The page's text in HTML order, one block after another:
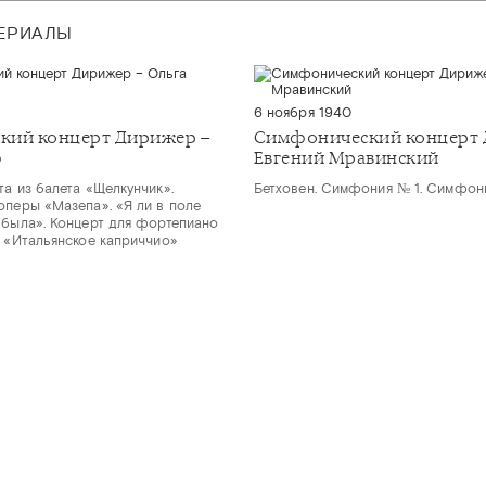
6 ноября 1940
Симфонический концерт
Евгений Мравинский
Бетховен. Симфония № 1.
концерт Дирижер –
из балета «Щелкунчик».
«Мазепа». «Я ли в поле
Концерт для фортепиано
каприччио»